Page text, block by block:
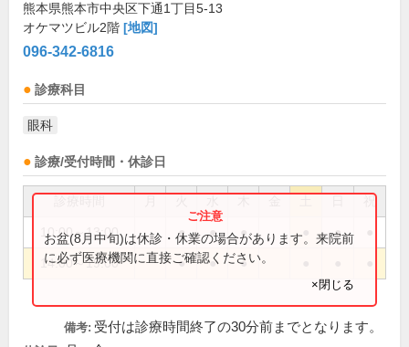
熊本県熊本市中央区下通1丁目5-13
オケマツビル2階 [地図]
096-342-6816
診療科目
眼科
診療/受付時間・休診日
祝
10:00～13:00 ● ● ● ●
14:00～19:00 ● ● ●
お盆(8月中旬)は休診・休業の場合があります。来院前
に必ず医療機関に直接ご確認ください。
×閉じる
備考: 受付は診療時間終了の30分前までとなります。